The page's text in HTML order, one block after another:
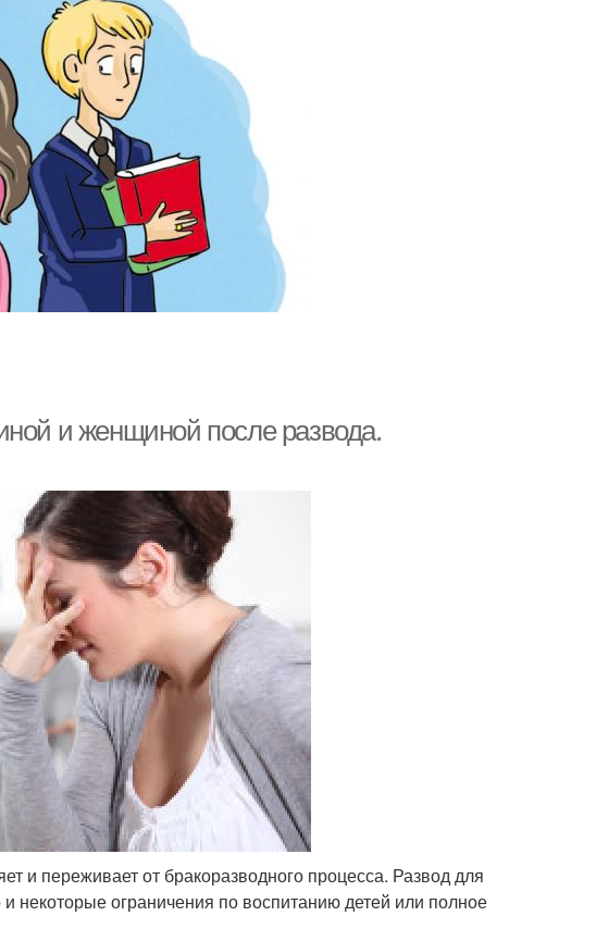
и женщиной после развода.
и переживает от бракоразводного процесса. Развод для
некоторые ограничения по воспитанию детей или полное